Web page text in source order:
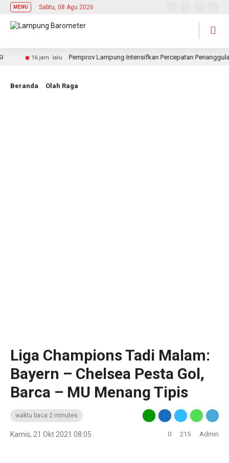
MENU Sabtu, 08 Agu 2026
16 jam lalu Pemprov Lampung Intensifkan Percepatan
Beranda Olah Raga
Liga Champions Tadi Malam:
Bayern – Chelsea Pesta Gol,
Barca – MU Menang Tipis
waktu baca 2 minutes
Kamis, 21 Okt 2021 08:05 0 215 Admin